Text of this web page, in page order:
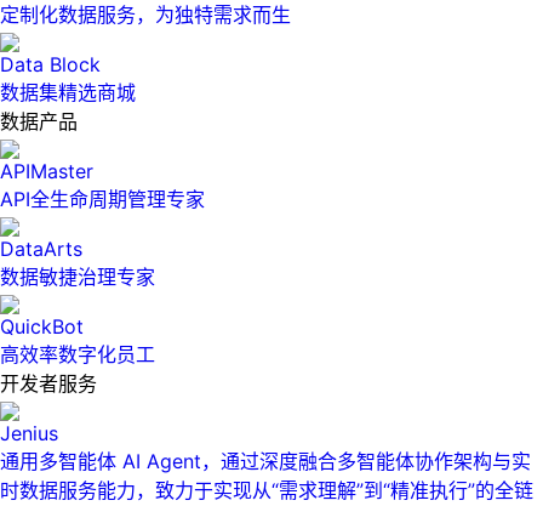
定制化数据服务，为独特需求而生
Data Block
数据集精选商城
数据产品
APIMaster
API全生命周期管理专家
DataArts
数据敏捷治理专家
QuickBot
高效率数字化员工
开发者服务
Jenius
通用多智能体 AI Agent，通过深度融合多智能体协作架构与实
时数据服务能力，致力于实现从“需求理解”到“精准执行”的全链